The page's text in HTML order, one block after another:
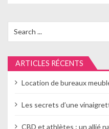
d
e
l
a
for:
ARTICLES RÉCENTS
Location de bureaux
Les secrets d’une
CBD et athlètes : un allié